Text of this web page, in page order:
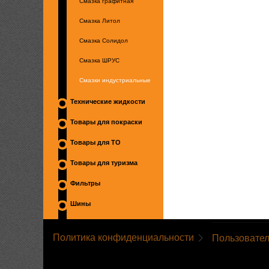
Смазка Литол
Смазка Солидол
Смазка ШРУС
Смазки индустриальные
Технические жидкости
Товары для покраски
Товары для ТО
Товары для туризма
Фильтры
Шины
Политика конфиденциальности